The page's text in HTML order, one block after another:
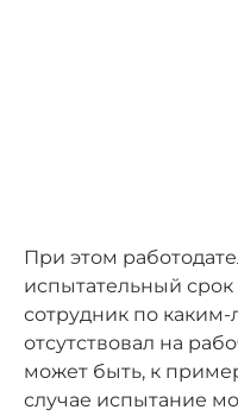
При этом
испытательный срок
сотрудник по
отсутствовал на
может быть, к
случае испытание